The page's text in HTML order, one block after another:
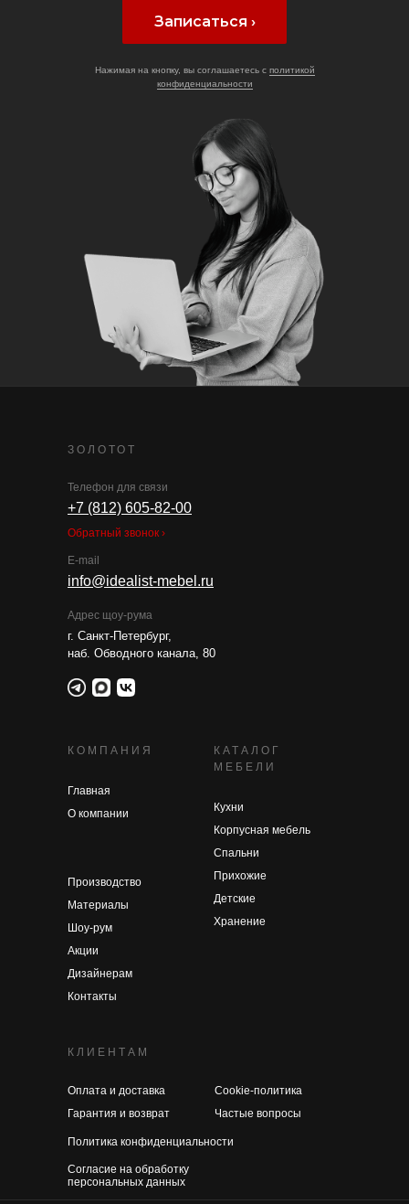
Записаться ›
Нажимая на кнопку, вы соглашаетесь с политикой
конфиденциальности
КАТАЛОГ
МЕБЕЛИ
КЛИЕНТАМ
ЗОЛОТОТ
Кухни
Детские
Спальни
Корпусная мебель
Хранение
Прихожие
Оплата и доставка
Гарантия и возврат
Частые вопросы
+7 (812) 605-82-00
info@idealist-mebel.ru
Телефон для связи
E-mail
Адрес щоу-рума
Обратный звонок ›
г. Санкт-Петербург,
наб. Обводного канала, 80
КОМПАНИЯ
Главная
Шоу-рум
О компании
Производство
Политика конфиденциальности
Согласие на обработку
персональных данных
Cookie-политика
Контакты
Акции
Дизайнерам
Материалы